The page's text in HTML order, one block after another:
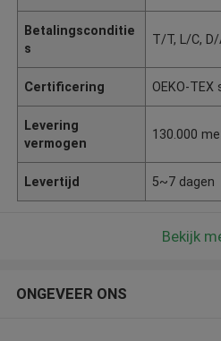
Betalingsconditie
s
T/T, L/C,
Certificering OEKO-TEX
Levering
vermogen
130.000
Levertijd 5~7 dagen
Bekijk
ONGEVEER ONS